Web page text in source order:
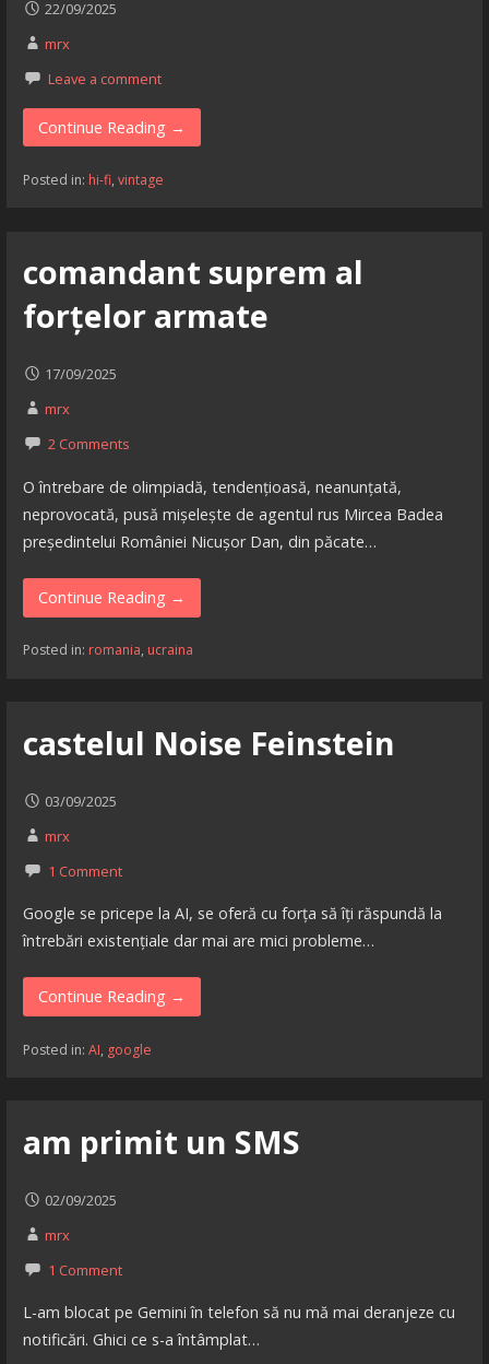
22/09/2025
mrx
Leave a comment
Continue Reading →
Posted in: hi-fi, vintage
comandant suprem al
forțelor armate
17/09/2025
mrx
2 Comments
O întrebare de olimpiadă, tendențioasă, neanunțată,
neprovocată, pusă mișelește de agentul rus Mircea Badea
președintelui României Nicușor Dan, din păcate…
Continue Reading →
Posted in: romania, ucraina
castelul Noise Feinstein
03/09/2025
mrx
1 Comment
Google se pricepe la AI, se oferă cu forța să îți răspundă la
întrebări existențiale dar mai are mici probleme…
Continue Reading →
Posted in: AI, google
am primit un SMS
02/09/2025
mrx
1 Comment
L-am blocat pe Gemini în telefon să nu mă mai deranjeze cu
notificări. Ghici ce s-a întâmplat…